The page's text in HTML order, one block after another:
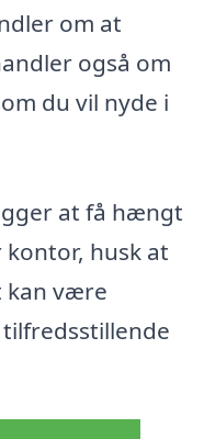
om at
også om
du vil nyde i
at få hængt
husk at
kan være